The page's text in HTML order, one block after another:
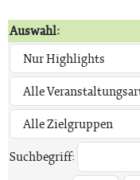
Auswahl:
Suchbegriff: